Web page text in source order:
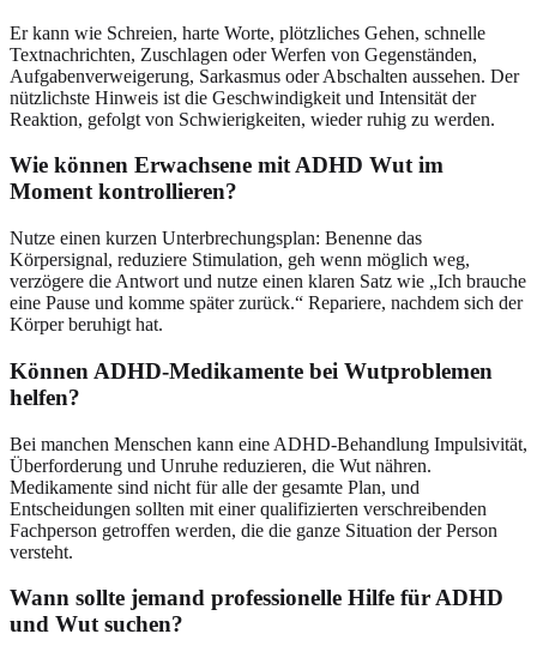
Er kann wie Schreien, harte Worte, plötzliches Gehen, schnelle
Textnachrichten, Zuschlagen oder Werfen von Gegenständen,
Aufgabenverweigerung, Sarkasmus oder Abschalten aussehen. Der
nützlichste Hinweis ist die Geschwindigkeit und Intensität der
Reaktion, gefolgt von Schwierigkeiten, wieder ruhig zu werden.
Wie können Erwachsene mit ADHD Wut im
Moment kontrollieren?
Nutze einen kurzen Unterbrechungsplan: Benenne das
Körpersignal, reduziere Stimulation, geh wenn möglich weg,
verzögere die Antwort und nutze einen klaren Satz wie „Ich brauche
eine Pause und komme später zurück.“ Repariere, nachdem sich der
Körper beruhigt hat.
Können ADHD-Medikamente bei Wutproblemen
helfen?
Bei manchen Menschen kann eine ADHD-Behandlung Impulsivität,
Überforderung und Unruhe reduzieren, die Wut nähren.
Medikamente sind nicht für alle der gesamte Plan, und
Entscheidungen sollten mit einer qualifizierten verschreibenden
Fachperson getroffen werden, die die ganze Situation der Person
versteht.
Wann sollte jemand professionelle Hilfe für ADHD
und Wut suchen?